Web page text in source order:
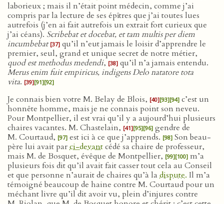
laborieux ; mais il n’était point médecin, comme j’ai
compris par la lecture de ses épîtres que j’ai toutes lues
autrefois (j’en ai fait autrefois un extrait fort curieux que
j’ai céans). Scribebat et docebat, et tam multis per diem
incumbebat [37] qu’il n’eut jamais le loisir d’apprendre le
premier, seul, grand et unique secret de notre métier,
quod est methodus medendi, [38] qu’il n’a jamais entendu.
Merus enim fuit empiricus, indigens Delo natatore tota
vita. [39][91][92]
Je connais bien votre M. Belay de Blois, [40][93][94] c’est un
honnête homme, mais je ne connais point son neveu.
Pour Montpellier, il est vrai qu’il y a aujourd’hui plusieurs
chaires vacantes. M. Chastelain, [41][95][96] gendre de
M. Courtaud, [97] est ici à ce que j’apprends. [98] Son beau-
père lui avait parci-devantcédé sa chaire de professeur,
mais M. de Bosquet, évêque de Montpellier, [99][100] m’a
plusieurs fois dit qu’il avait fait casser tout cela au Conseil
et que personne n’aurait de chaires qu’à la dispute. Il m’a
témoigné beaucoup de haine contre M. Courtaud pour un
méchant livre qu’il dit avoir vu, plein d’injures contre